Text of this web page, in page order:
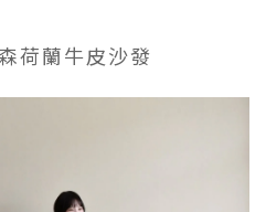
荷蘭牛皮沙發